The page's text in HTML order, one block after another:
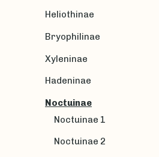
Heliothinae
Bryophilinae
Xyleninae
Hadeninae
Noctuinae
Noctuinae 1
Noctuinae 2